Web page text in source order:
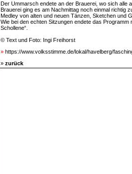
Der Ummarsch endete an der Brauerei, wo sich alle
Brauerei ging es am Nachmittag noch einmal richtig
Medley von alten und neuen Tänzen, Sketchen und
Wie bei den echten Sitzungen endete das Programm
Schollene“.
© Text und Foto: Ingi Freihorst
» https://www.volksstimme.de/lokal/havelberg/
» zurück